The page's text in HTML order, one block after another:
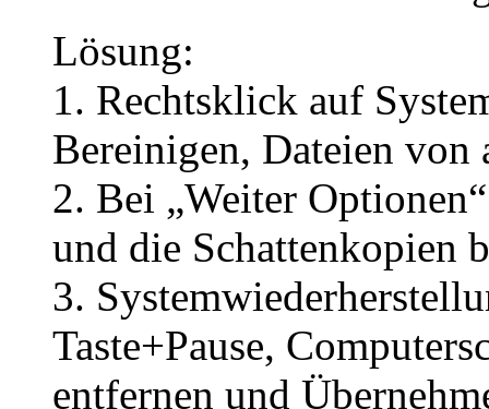
Lösung:
1. Rechtsklick auf
Bereinigen, Dateien von
2. Bei „Weiter
und die Schattenkopien
3.
Taste+Pause,
entfernen und